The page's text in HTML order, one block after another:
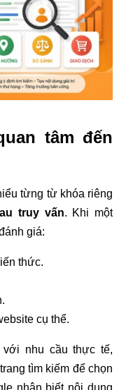
tâm đến
từng từ khóa riêng
truy vấn. Khi một
giá:
thức.
cụ thể.
nhu cầu thực tế,
tìm kiếm để chọn